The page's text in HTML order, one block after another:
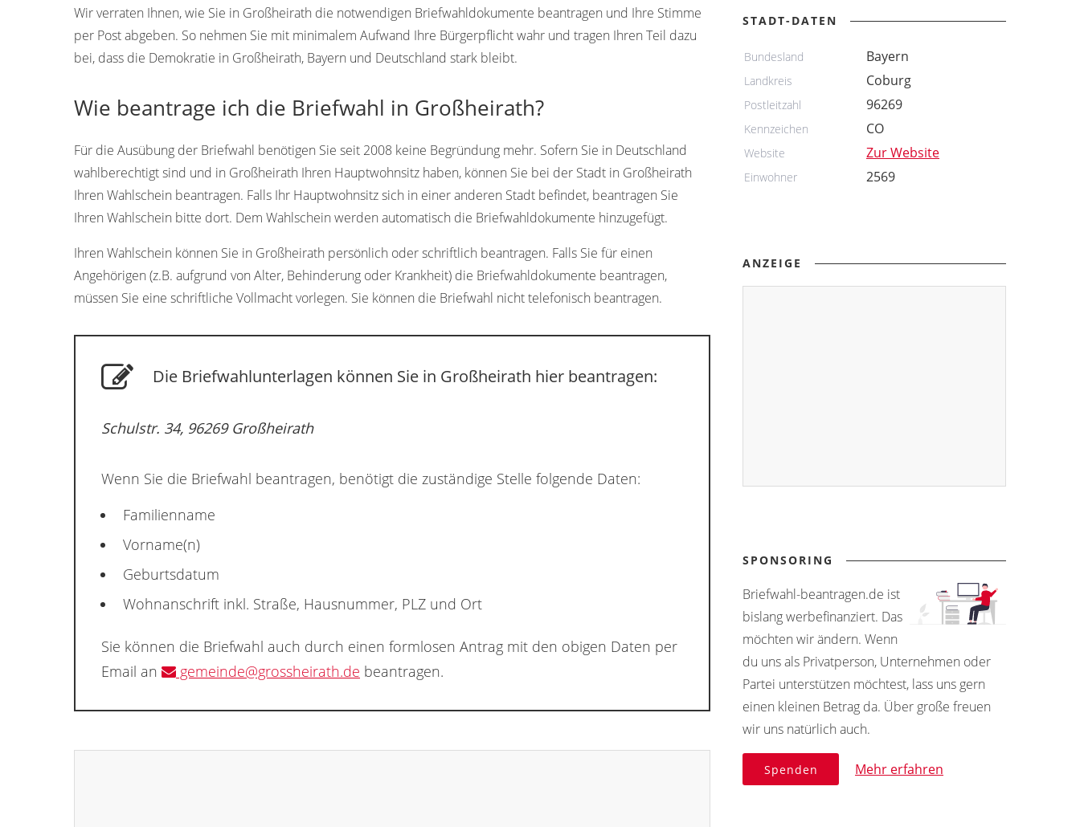
Wir verraten Ihnen, wie Sie in Großheirath die notwendigen Briefwahldokumente beantragen und Ihre Stimme
per Post abgeben. So nehmen Sie mit minimalem Aufwand Ihre Bürgerpflicht wahr und tragen Ihren Teil dazu
bei, dass die Demokratie in Großheirath, Bayern und Deutschland stark bleibt.
Wie beantrage ich die Briefwahl in Großheirath?
Für die Ausübung der Briefwahl benötigen Sie seit 2008 keine Begründung mehr. Sofern Sie in Deutschland
wahlberechtigt sind und in Großheirath Ihren Hauptwohnsitz haben, können Sie bei der Stadt in Großheirath
Ihren Wahlschein beantragen. Falls Ihr Hauptwohnsitz sich in einer anderen Stadt befindet, beantragen Sie
Ihren Wahlschein bitte dort. Dem Wahlschein werden automatisch die Briefwahldokumente hinzugefügt.
Ihren Wahlschein können Sie in Großheirath persönlich oder schriftlich beantragen. Falls Sie für einen
Angehörigen (z.B. aufgrund von Alter, Behinderung oder Krankheit) die Briefwahldokumente beantragen,
müssen Sie eine schriftliche Vollmacht vorlegen. Sie können die Briefwahl nicht telefonisch beantragen.
Die Briefwahlunterlagen können Sie in Großheirath hier beantragen:
Schulstr. 34, 96269 Großheirath
Wenn Sie die Briefwahl beantragen, benötigt die zuständige Stelle folgende Daten:
Familienname
Vorname(n)
Geburtsdatum
Wohnanschrift inkl. Straße, Hausnummer, PLZ und Ort
Sie können die Briefwahl auch durch einen formlosen Antrag mit den obigen Daten per
Email an
gemeinde@grossheirath.de beantragen.
STADT-DATEN
Bundesland Bayern
Landkreis Coburg
Postleitzahl 96269
Kennzeichen CO
Website Zur Website
Einwohner 2569
ANZEIGE
SPONSORING
Briefwahl-beantragen.de ist
bislang werbefinanziert. Das
möchten wir ändern. Wenn
du uns als Privatperson, Unternehmen oder
Partei unterstützen möchtest, lass uns gern
einen kleinen Betrag da. Über große freuen
wir uns natürlich auch.
Spenden Mehr erfahren